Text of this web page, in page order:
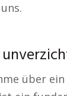
über